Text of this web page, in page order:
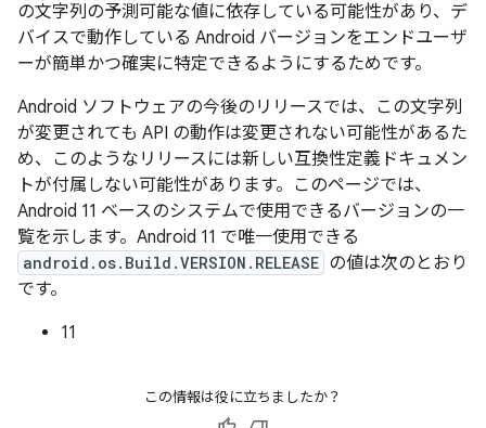
の文字列の予測可能な値に依存している可能性があり、デ
バイスで動作している Android バージョンをエンドユーザ
ーが簡単かつ確実に特定できるようにするためです。
Android ソフトウェアの今後のリリースでは、この文字列
が変更されても API の動作は変更されない可能性があるた
め、このようなリリースには新しい互換性定義ドキュメン
トが付属しない可能性があります。このページでは、
Android 11 ベースのシステムで使用できるバージョンの一
覧を示します。Android 11 で唯一使用できる
android.os.Build.VERSION.RELEASE の値は次のとおり
です。
11
この情報は役に立ちましたか？